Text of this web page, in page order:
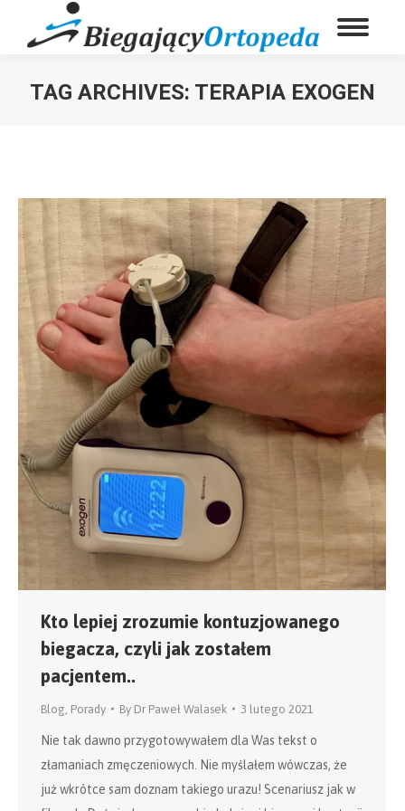
TAG ARCHIVES: TERAPIA EXOGEN
Kto lepiej zrozumie kontuzjowanego
biegacza, czyli jak zostałem
pacjentem..
Blog Porady By Dr Paweł Walasek 3 lutego 2021
Nie tak dawno przygotowywałem dla Was tekst o
złamaniach zmęczeniowych. Nie myślałem wówczas, że
już wkrótce sam doznam takiego urazu! Scenariusz jak w